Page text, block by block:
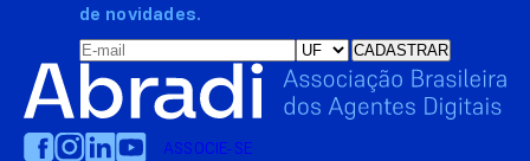
de novidades.
ASSOCIE-SE